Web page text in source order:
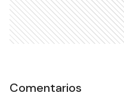
Comentarios